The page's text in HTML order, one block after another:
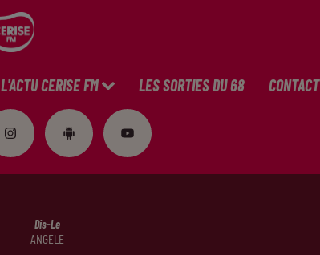
L'ACTU CERISE FM LES SORTIES DU 68 CONTACT
Dis-Le
ANGELE